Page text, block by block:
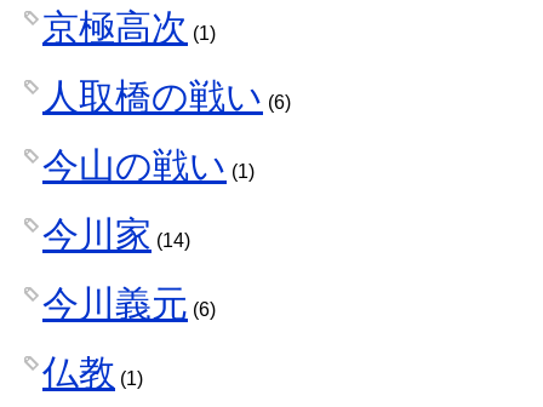
京極高次 (1)
人取橋の戦い (6)
今山の戦い (1)
今川家 (14)
今川義元 (6)
仏教 (1)